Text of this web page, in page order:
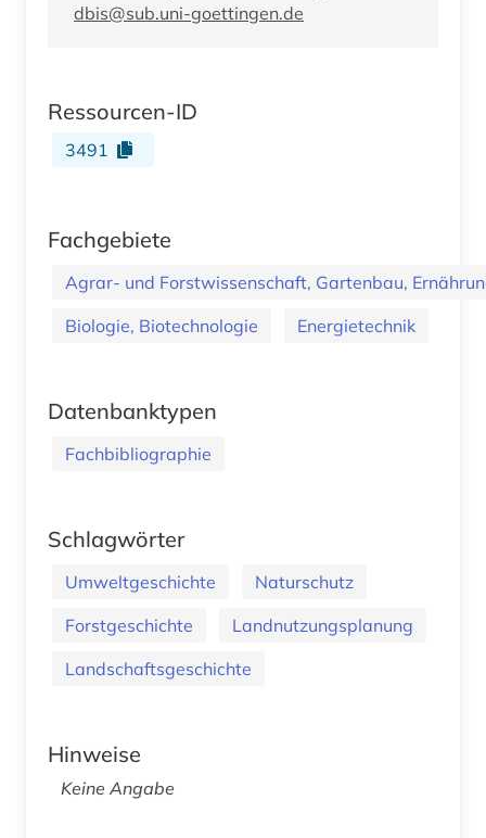
dbis@sub.uni-goettingen.de
Ressourcen-ID
3491
Fachgebiete
Agrar- und Forstwissenschaft, Gartenbau,
Biologie, Biotechnologie
Energietechnik
Datenbanktypen
Fachbibliographie
Schlagwörter
Umweltgeschichte
Naturschutz
Forstgeschichte
Landnutzungsplanung
Landschaftsgeschichte
Hinweise
Keine Angabe